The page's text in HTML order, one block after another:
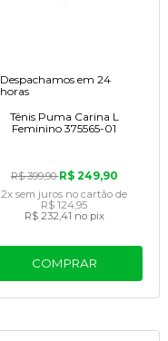
Tênis Puma Carina L
Feminino 375565-01
R$ 399,90R$ 249,90
2x sem juros no cartão de
R$ 124,95
R$ 232,41 no pix
COMPRAR